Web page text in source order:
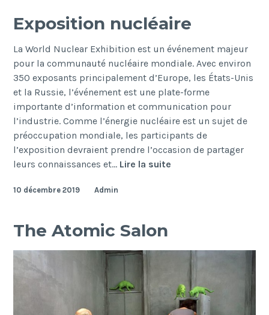
Exposition nucléaire
La World Nuclear Exhibition est un événement majeur
pour la communauté nucléaire mondiale. Avec environ
350 exposants principalement d’Europe, les États-Unis
et la Russie, l’événement est une plate-forme
importante d’information et communication pour
l’industrie. Comme l’énergie nucléaire est un sujet de
préoccupation mondiale, les participants de
l’exposition devraient prendre l’occasion de partager
leurs connaissances et… Lire la suite
10 décembre 2019 Admin
The Atomic Salon